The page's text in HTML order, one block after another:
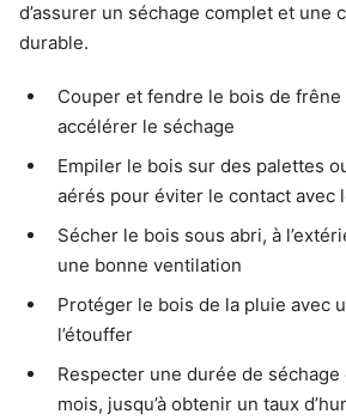
d’assurer un séchage complet et une
durable.
Couper et fendre le bois de frêne
accélérer le séchage
Empiler le bois sur des palettes
aérés pour éviter le contact avec
Sécher le bois sous abri, à
une bonne ventilation
Protéger le bois de la pluie avec
l’étouffer
Respecter une durée de séchage
mois, jusqu’à obtenir un taux